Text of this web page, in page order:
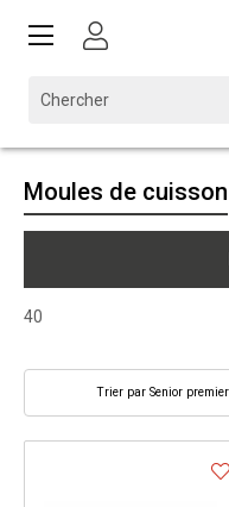
Moules de cuisson
40